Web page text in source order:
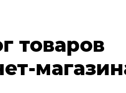
товаров